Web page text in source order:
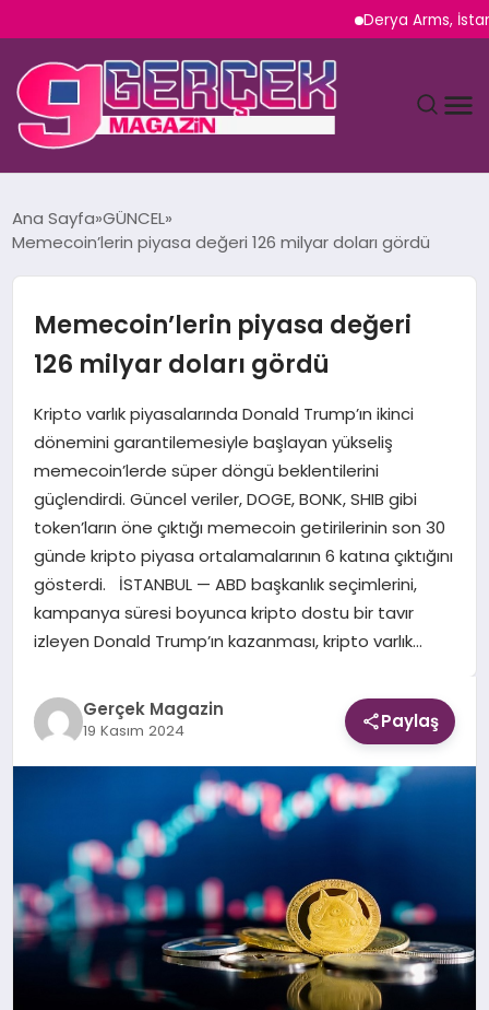
Derya Arms, İstanbul
SPOR
TEKNOLOJI
SAĞLIK
DÜNYA
Ana Sayfa GÜNCEL
Memecoin’lerin piyasa değeri 126 milyar doları gördü
Memecoin’lerin piyasa değeri
126 milyar doları gördü
Kripto varlık piyasalarında Donald Trump’ın ikinci
dönemini garantilemesiyle başlayan yükseliş
memecoin’lerde süper döngü beklentilerini
güçlendirdi. Güncel veriler, DOGE, BONK, SHIB gibi
token’ların öne çıktığı memecoin getirilerinin son 30
günde kripto piyasa ortalamalarının 6 katına çıktığını
gösterdi. İSTANBUL — ABD başkanlık seçimlerini,
kampanya süresi boyunca kripto dostu bir tavır
izleyen Donald Trump’ın kazanması, kripto varlık…
Gerçek Magazin
19 Kasım 2024 Paylaş